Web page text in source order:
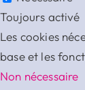
Nécessaire
Toujours activé
Les cookies
base et les